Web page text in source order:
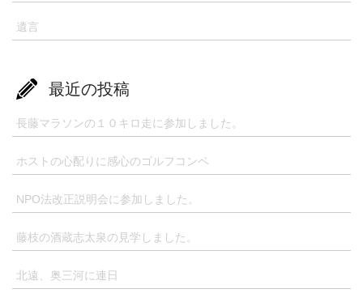
遺言
最近の投稿
長藤マラソンの１０キロ走に参加しました。
ホストの心配りに感心のゴルフコンペ
NPO法改正説明会に参加しました。
藤枝の酒蔵志太泉の見学しました。
北遠、奥三河に連日